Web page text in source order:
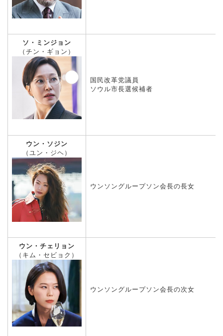
ソ・ミンジョン
（チン・ギョン）
国民改革党議員
ソウル市長選候補者
ウン・ソジン
（ユン・ジヘ）
ウンソングループソン会長の長女
ウン・チェリョン
（キム・セビョク）
ウンソングループソン会長の次女